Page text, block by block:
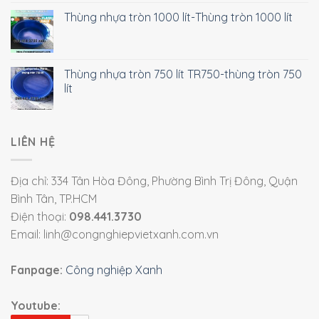
Thùng nhựa tròn 1000 lít-Thùng tròn 1000 lít
Thùng nhựa tròn 750 lít TR750-thùng tròn 750
lít
LIÊN HỆ
Địa chỉ: 334 Tân Hòa Đông, Phường Bình Trị Đông, Quận
Bình Tân, TP.HCM
Điện thoại: 098.441.3730
Email: linh@congnghiepvietxanh.com.vn
Fanpage: Công nghiệp Xanh
Youtube: